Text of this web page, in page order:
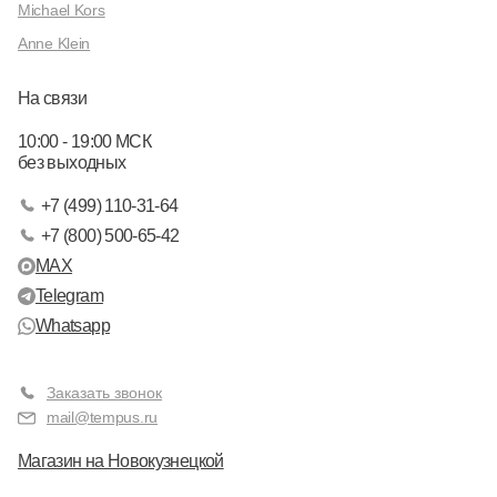
Michael Kors
Anne Klein
На связи
10:00 - 19:00 МСК
без выходных
+7 (499) 110-31-64
+7 (800) 500-65-42
MAX
Telegram
Whatsapp
Заказать звонок
mail@tempus.ru
Магазин на Новокузнецкой